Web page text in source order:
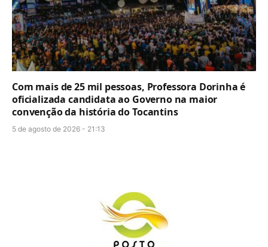
Com mais de 25 mil pessoas, Professora Dorinha é
oficializada candidata ao Governo na maior
convenção da história do Tocantins
5 de agosto de 2026 - 21:13